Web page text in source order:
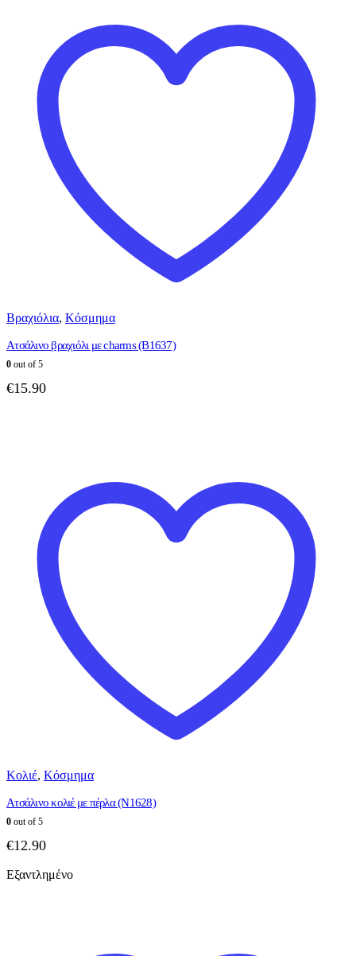
Βραχιόλια, Κόσμημα
Ατσάλινο βραχιόλι με charms (B1637)
0 out of 5
€15.90
Κολιέ, Κόσμημα
Ατσάλινο κολιέ με πέρλα (N1628)
0 out of 5
€12.90
Εξαντλημένο